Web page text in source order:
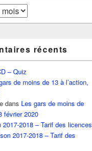
récents
– Quiz
de moins de 13 à l’action,
dans Les gars de moins de
février 2020
2017-2018 – Tarif des licences
2017-2018 – Tarif des